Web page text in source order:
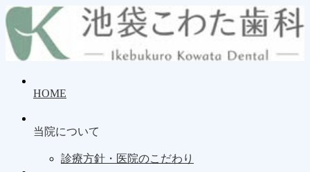
HOME
当院について
診療方針・医院のこだわり